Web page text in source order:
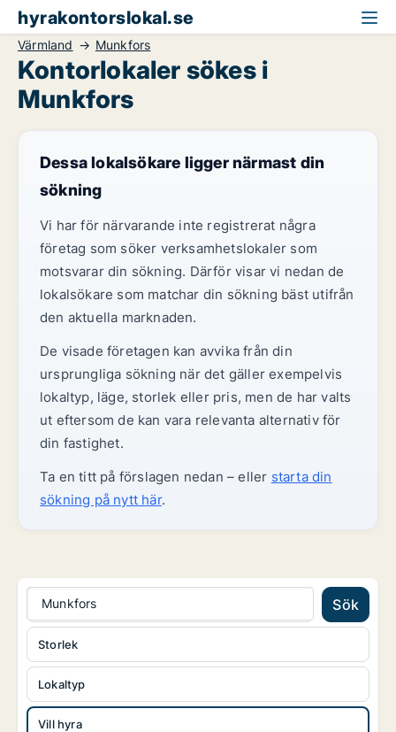
hyrakontorslokal.se
Värmland Munkfors
Kontorlokaler sökes i
Munkfors
Dessa lokalsökare ligger närmast din
sökning
Vi har för närvarande inte registrerat några
företag som söker verksamhetslokaler som
motsvarar din sökning. Därför visar vi nedan de
lokalsökare som matchar din sökning bäst utifrån
den aktuella marknaden.
De visade företagen kan avvika från din
ursprungliga sökning när det gäller exempelvis
lokaltyp, läge, storlek eller pris, men de har valts
ut eftersom de kan vara relevanta alternativ för
din fastighet.
Ta en titt på förslagen nedan – eller starta din
sökning på nytt här.
Munkfors Sök
Lokaltyp
Vill hyra
Storlek